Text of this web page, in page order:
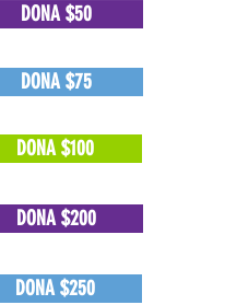
DONA $50
DONA $75
DONA $100
DONA $200
DONA $250